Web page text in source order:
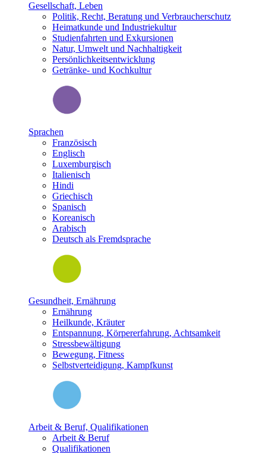
Gesellschaft, Leben
Politik, Recht, Beratung und Verbraucherschutz
Heimatkunde und Industriekultur
Studienfahrten und Exkursionen
Natur, Umwelt und Nachhaltigkeit
Persönlichkeitsentwicklung
Getränke- und Kochkultur
Sprachen
Französisch
Englisch
Luxemburgisch
Italienisch
Hindi
Griechisch
Spanisch
Koreanisch
Arabisch
Deutsch als Fremdsprache
Gesundheit, Ernährung
Ernährung
Heilkunde, Kräuter
Entspannung, Körpererfahrung, Achtsamkeit
Stressbewältigung
Bewegung, Fitness
Selbstverteidigung, Kampfkunst
Arbeit & Beruf, Qualifikationen
Arbeit & Beruf
Qualifikationen